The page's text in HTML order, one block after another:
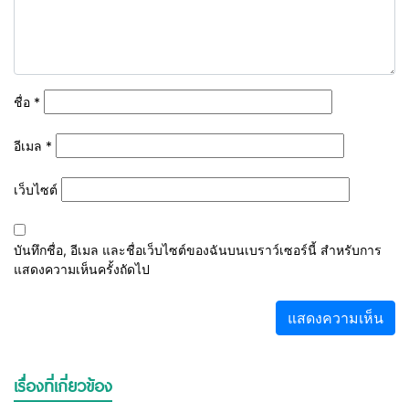
ชื่อ *
อีเมล *
เว็บไซต์
บันทึกชื่อ, อีเมล และชื่อเว็บไซต์ของฉันบนเบราว์เซอร์นี้ สำหรับการ
แสดงความเห็นครั้งถัดไป
เรื่องที่เกี่ยวข้อง